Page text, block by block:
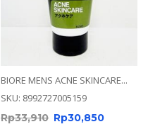
BIORE MENS ACNE SKINCARE...
SKU: 8992727005159
Rp33,910 Rp30,850